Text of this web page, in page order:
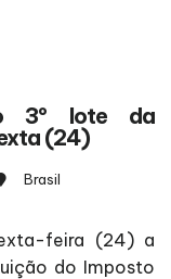
3º lote da
(24)
Brasil
feira (24) a
do Imposto